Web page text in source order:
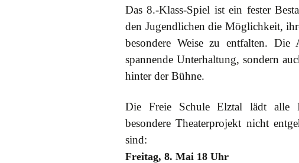
Das 8.-Klass-Spiel ist ein fester
den Jugendlichen die Möglichkeit,
besondere Weise zu entfalten.
spannende Unterhaltung, sondern
hinter der Bühne.
Die Freie Schule Elztal lädt alle
besondere Theaterprojekt nicht
sind:
Freitag, 8. Mai 18 Uhr